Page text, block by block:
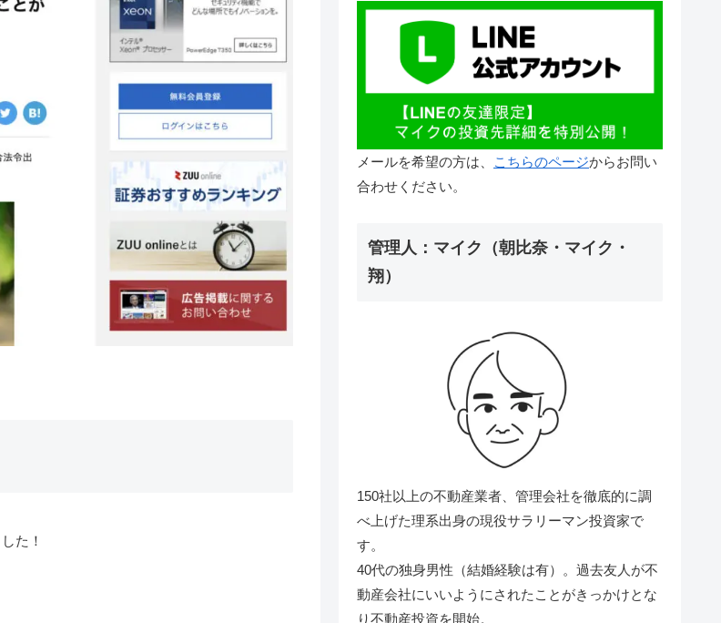
た！
メールを希望の方は、 こちらのページからお問い
合わせください。
管理人：マイク（朝比奈・マイク・
翔）
150社以上の不動産業者、管理会社を徹底的に調
べ上げた理系出身の現役サラリーマン投資家で
す。
40代の独身男性（結婚経験は有）。過去友人が不
動産会社にいいようにされたことがきっかけとな
り不動産投資を開始。